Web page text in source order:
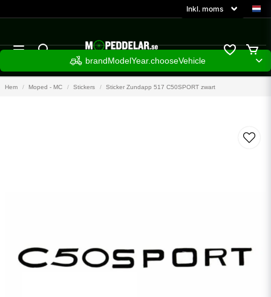
brandModelYear.chooseVehicle
Hem Moped - MC Stickers Sticker Zundapp 517 C50SPORT zwart